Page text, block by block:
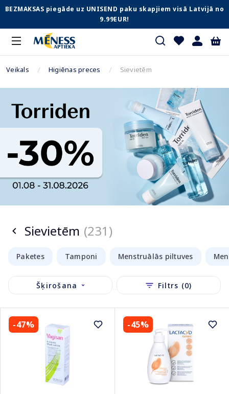
BEZMAKSAS piegāde uz UNISEND paku skapjiem visā Latvijā no
9.99EUR!
Veikals Higiēnas preces Sievietēm
Sievietēm (231)
Paketes Tamponi Menstruālās piltuves
Šķirošana Filtrs (0)
-47% -45%